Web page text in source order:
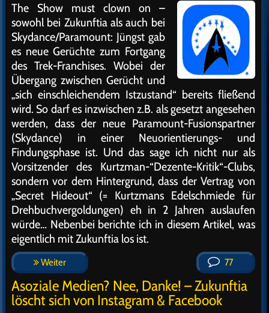
The Show must clown on –
sowohl bei Zukunftia als auch bei
Skydance/Paramount: Jüngst gab
es neue Gerüchte zum Fortgang
des Trek-Franchises. Wobei der
Übergang zwischen Gerücht und
„sich einschleichendem Istzustand“ bereits fließend
wird. So darf es inzwischen z.B. als gesetzt angesehen
werden, dass der neue Paramount-Fusionspartner
(Skydance) in einer Neuorientierungs- und
Findungsphase ist. Und das sage ich nicht nur als
Vorsitzender des Kurtzman-“Dezente-Kritik“-Clubs,
sondern vor dem Hintergrund, dass der Vertrag von
„Secret Hideout“ (= Kurtzmans Edelschmiede für
Drehbuchvergoldungen) eh in 2 Jahren auslaufen
würde… Nebenbei berichte ich in diesem Artikel, was
eigentlich mit Zukunftia los ist.
Weiter 77
Asoziale Medien? Nee, Danke! – Zukunftia
löscht sich von Instagram & Facebook